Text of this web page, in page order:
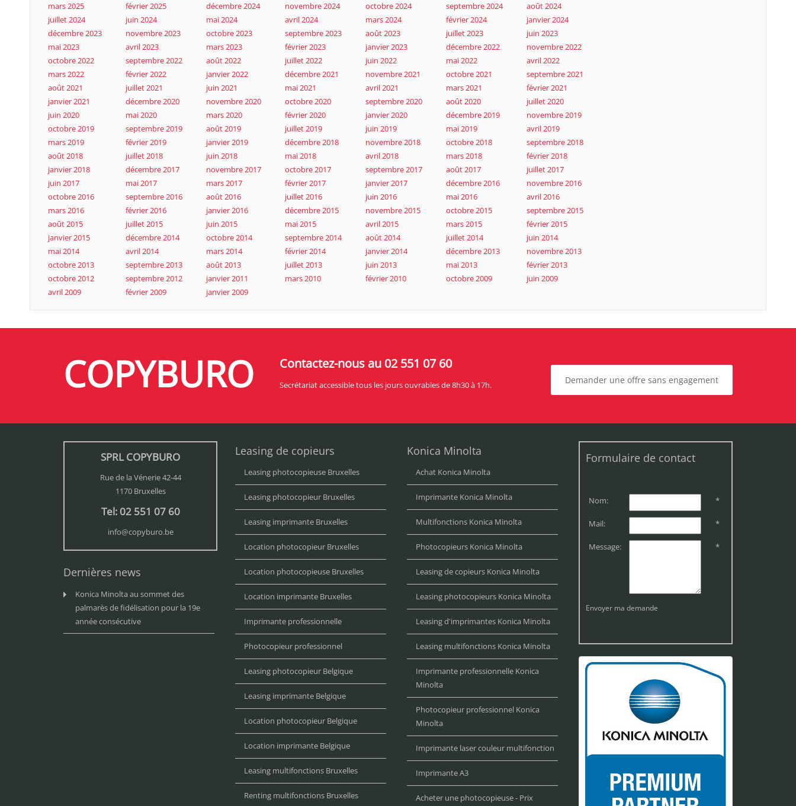
mars 2025
février 2025 décembre 2024 novembre 2024 octobre 2024 septembre 2024
août 2024
juillet 2024
juin 2024 mai 2024 avril 2024 mars 2024 février 2024
janvier 2024
décembre 2023
novembre 2023 octobre 2023 septembre 2023 août 2023 juillet 2023
juin 2023
mai 2023
avril 2023 mars 2023 février 2023 janvier 2023 décembre 2022
novembre 2022
octobre 2022
septembre 2022 août 2022 juillet 2022 juin 2022 mai 2022
avril 2022
mars 2022
février 2022 janvier 2022 décembre 2021 novembre 2021 octobre 2021
septembre 2021
août 2021
juillet 2021 juin 2021 mai 2021 avril 2021 mars 2021
février 2021
janvier 2021
décembre 2020 novembre 2020 octobre 2020 septembre 2020 août 2020
juillet 2020
juin 2020
mai 2020 mars 2020 février 2020 janvier 2020 décembre 2019
novembre 2019
octobre 2019
septembre 2019 août 2019 juillet 2019 juin 2019 mai 2019
avril 2019
mars 2019
février 2019 janvier 2019 décembre 2018 novembre 2018 octobre 2018
septembre 2018
août 2018
juillet 2018 juin 2018 mai 2018 avril 2018 mars 2018
février 2018
janvier 2018
décembre 2017 novembre 2017 octobre 2017 septembre 2017 août 2017
juillet 2017
juin 2017
mai 2017 mars 2017 février 2017 janvier 2017 décembre 2016
novembre 2016
octobre 2016
septembre 2016 août 2016 juillet 2016 juin 2016 mai 2016
avril 2016
mars 2016
février 2016 janvier 2016 décembre 2015 novembre 2015 octobre 2015
septembre 2015
août 2015
juillet 2015 juin 2015 mai 2015 avril 2015 mars 2015
février 2015
janvier 2015
décembre 2014 octobre 2014 septembre 2014 août 2014 juillet 2014
juin 2014
mai 2014
avril 2014 mars 2014 février 2014 janvier 2014 décembre 2013
novembre 2013
octobre 2013
septembre 2013 août 2013 juillet 2013 juin 2013 mai 2013
février 2013
octobre 2012
septembre 2012 janvier 2011 mars 2010 février 2010 octobre 2009
juin 2009
avril 2009
février 2009 janvier 2009
COPYBURO Contactez-nous au 02 551 07 60
Secrétariat accessible tous les jours ouvrables de 8h30 à 17h. Demander une offre sans engagement
SPRL COPYBURO
Rue de la Vénerie 42-44
1170 Bruxelles
Tel: 02 551 07 60
info@copyburo.be
Dernières news
Konica Minolta au sommet des
palmarès de fidélisation pour la 19e
année consécutive
Leasing de copieurs
Leasing photocopieuse Bruxelles
Leasing photocopieur Bruxelles
Leasing imprimante Bruxelles
Location photocopieur Bruxelles
Location photocopieuse Bruxelles
Location imprimante Bruxelles
Imprimante professionnelle
Photocopieur professionnel
Leasing photocopieur Belgique
Leasing imprimante Belgique
Location photocopieur Belgique
Location imprimante Belgique
Leasing multifonctions Bruxelles
Renting multifonctions Bruxelles
Konica Minolta
Achat Konica Minolta
Imprimante Konica Minolta
Multifonctions Konica Minolta
Photocopieurs Konica Minolta
Leasing de copieurs Konica Minolta
Leasing photocopieurs Konica Minolta
Leasing d'imprimantes Konica Minolta
Leasing multifonctions Konica Minolta
Imprimante professionnelle Konica
Minolta
Photocopieur professionnel Konica
Minolta
Imprimante laser couleur multifonction
Imprimante A3
Acheter une photocopieuse - Prix
Formulaire de contact
Nom: *
Mail: *
Message: *
Envoyer ma demande